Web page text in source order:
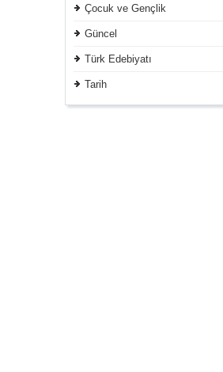
Çocuk ve Gençlik
Güncel
Türk Edebiyatı
Tarih